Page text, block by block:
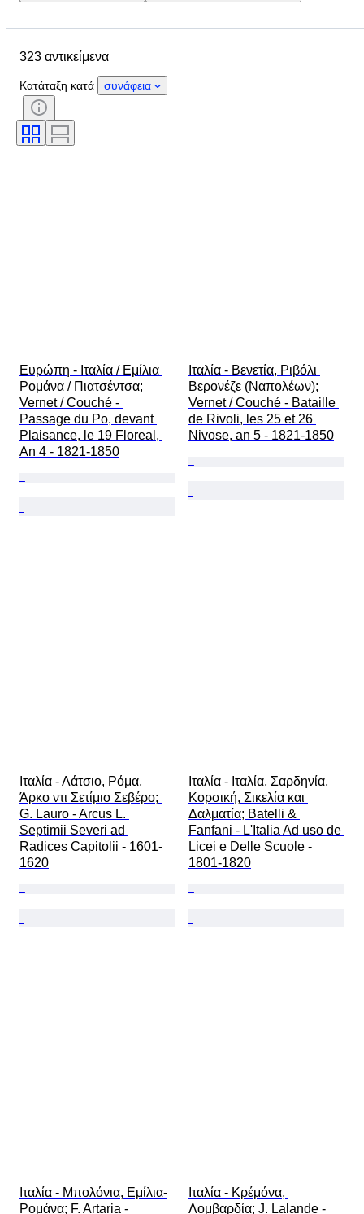
Αντικείμενο
Κατάσταση
Θέμα
Τεχνική
Δέσιμο
Χρώμα
323 αντικείμενα
Κατάταξη κατά συνάφεια
Ευρώπη - Ιταλία / Εμίλια
Ρομάνα / Πιατσέντσα;
Vernet / Couché -
Passage du Po, devant
Plaisance, le 19 Floreal,
An 4 - 1821-1850
Ιταλία - Βενετία, Ριβόλι
Βερονέζε (Ναπολέων);
Vernet / Couché - Bataille
de Rivoli, les 25 et 26
Nivose, an 5 - 1821-1850
Ιταλία - Λάτσιο, Ρόμα,
Άρκο ντι Σετίμιο Σεβέρο;
G. Lauro - Arcus L.
Septimii Severi ad
Radices Capitolii - 1601-
1620
Ιταλία - Ιταλία, Σαρδηνία,
Κορσική, Σικελία και
Δαλματία; Batelli &
Fanfani - L'Italia Ad uso de
Licei e Delle Scuole -
1801-1820
Ιταλία - Μπολόνια, Εμίλια-
Ρομάνα; F. Artaria -
Ιταλία - Κρέμόνα,
Λομβαρδία; J. Lalande -